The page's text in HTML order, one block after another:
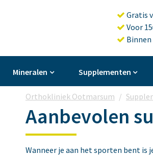
Gratis
Voor
Mineralen Supplementen
Orthokliniek Ootmarsum
Aanbevolen
Wanneer je aan het sporten bent is